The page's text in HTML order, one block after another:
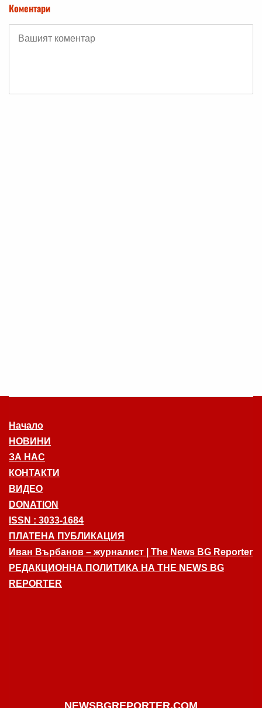
Коментари
Начало
НОВИНИ
ЗА НАС
КОНТАКТИ
ВИДЕО
DONATION
ISSN : 3033-1684
ПЛАТЕНА ПУБЛИКАЦИЯ
Иван Върбанов – журналист | The News BG Reporter
РЕДАКЦИОННА ПОЛИТИКА НА THE NEWS BG
REPORTER
NEWSBGREPORTER.COM